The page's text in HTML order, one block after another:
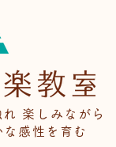
れ 楽しみながら
感性を育む